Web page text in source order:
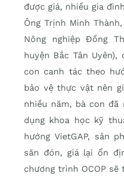
được giá, nhiều gia
Ông Trịnh Minh
Nông nghiệp Đồng
huyện Bắc Tân
con canh tác theo
bảo vệ thực vật nên
nhiều năm, bà con
dụng khoa học kỹ
hướng VietGAP, sản
săn đón, giá lại ổn
chương trình OCOP